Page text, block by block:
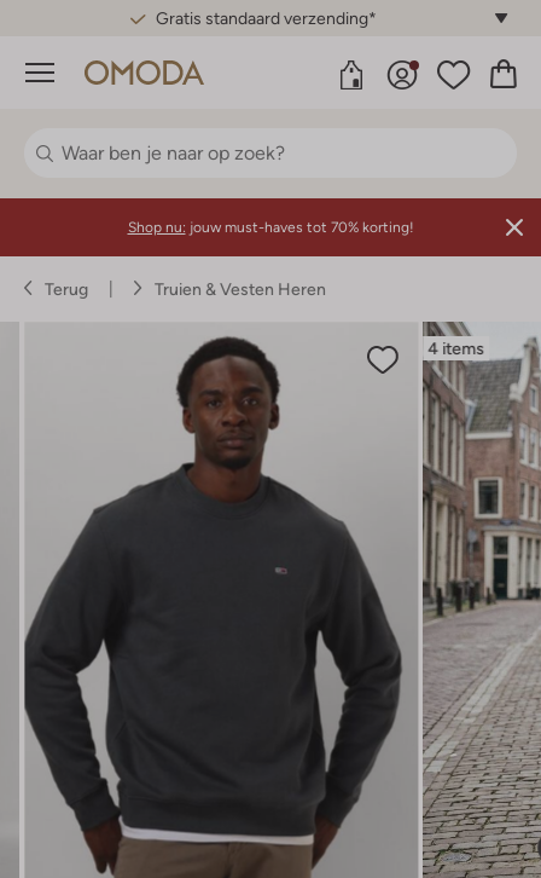
Gratis standaard verzending*
Menu
Shop nu: jouw must-haves tot 70% korting!
Terug Truien & Vesten Heren
4 items